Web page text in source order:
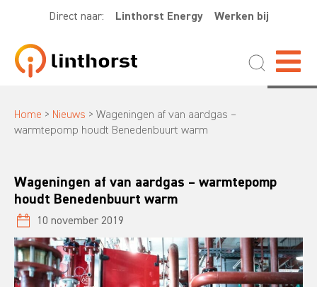
Direct naar: Linthorst Energy Werken bij
Home > Nieuws > Wageningen af van aardgas –
warmtepomp houdt Benedenbuurt warm
Wageningen af van aardgas – warmtepomp
houdt Benedenbuurt warm
10 november 2019